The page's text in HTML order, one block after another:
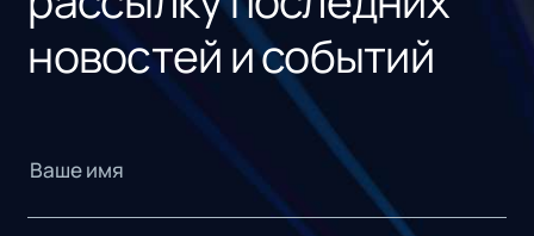
новостей и событий